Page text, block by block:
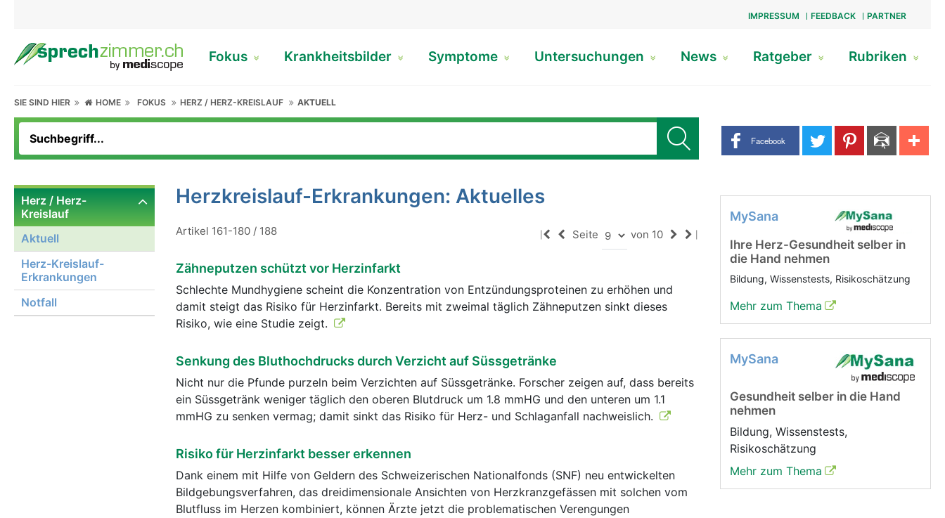
IMPRESSUM FEEDBACK PARTNER
Fokus Krankheitsbilder Symptome Untersuchungen News Ratgeber Rubriken
SIE SIND HIER HOME FOKUS HERZ / HERZ-KREISLAUF AKTUELL
Share buttons
Facebook
Herz / Herz-
Kreislauf
Aktuell
Herz-Kreislauf-
Erkrankungen
Notfall
Herzkreislauf-Erkrankungen: Aktuelles
Artikel 161-180 / 188 Seite von 10
Zähneputzen schützt vor Herzinfarkt
Schlechte Mundhygiene scheint die Konzentration von Entzündungsproteinen zu erhöhen und
damit steigt das Risiko für Herzinfarkt. Bereits mit zweimal täglich Zähneputzen sinkt dieses
Risiko, wie eine Studie zeigt.
Senkung des Bluthochdrucks durch Verzicht auf Süssgetränke
Nicht nur die Pfunde purzeln beim Verzichten auf Süssgetränke. Forscher zeigen auf, dass bereits
ein Süssgetränk weniger täglich den oberen Blutdruck um 1.8 mmHG und den unteren um 1.1
mmHG zu senken vermag; damit sinkt das Risiko für Herz- und Schlaganfall nachweislich.
Risiko für Herzinfarkt besser erkennen
Dank einem mit Hilfe von Geldern des Schweizerischen Nationalfonds (SNF) neu entwickelten
Bildgebungsverfahren, das dreidimensionale Ansichten von Herzkranzgefässen mit solchen vom
Blutfluss im Herzen kombiniert, können Ärzte jetzt die problematischen Verengungen
MySana
Ihre Herz-Gesundheit selber in
die Hand nehmen
Bildung, Wissenstests, Risikoschätzung
Mehr zum Thema
MySana
Gesundheit selber in die Hand
nehmen
Bildung, Wissenstests,
Risikoschätzung
Mehr zum Thema